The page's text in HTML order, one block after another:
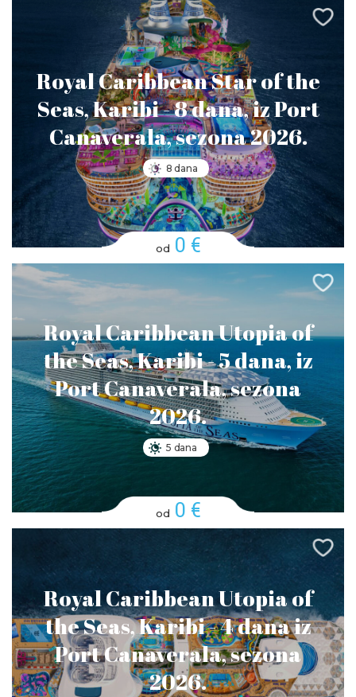
Royal Caribbean Star of the
Seas, Karibi - 8 dana, iz Port
Canaverala, sezona 2026.
8 dana
od 0 €
Royal Caribbean Utopia of
the Seas, Karibi - 5 dana, iz
Port Canaverala, sezona
2026.
5 dana
od 0 €
Royal Caribbean Utopia of
the Seas, Karibi - 4 dana iz
Port Canaverala, sezona
2026.